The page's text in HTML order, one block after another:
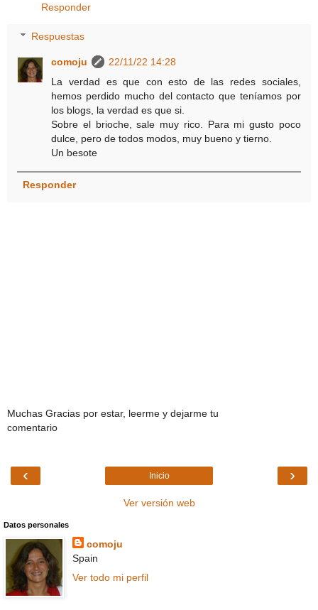
Responder
Respuestas
comoju
22/11/22 14:28
La verdad es que con esto de las redes sociales,
hemos perdido mucho del contacto que teníamos por
los blogs, la verdad es que si.
Sobre el brioche, sale muy rico. Para mi gusto poco
dulce, pero de todos modos, muy bueno y tierno.
Un besote
Responder
Muchas Gracias por estar, leerme y dejarme tu
comentario
‹ ›
Inicio
Ver versión web
Datos personales
comoju
Spain
Ver todo mi perfil